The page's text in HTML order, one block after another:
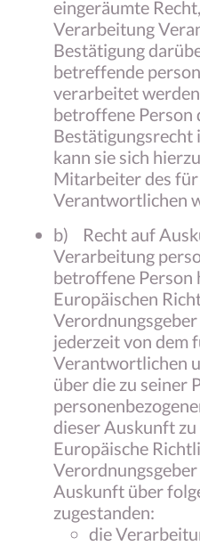
eingeräumte
Verarbeitung
Bestätigung
betreffende
verarbeitet
betroffene Person
Bestätigungsrecht
kann sie sich
Mitarbeiter des
Verantwortlichen
b) Recht auf
Verarbeitung
betroffene Person
Europäischen
jederzeit von dem
Verantwortlichen
über die zu seiner
dieser Auskunft
Europäische
Auskunft über
zugestanden:
die